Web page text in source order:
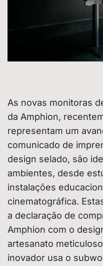
As novas monitoras
da Amphion,
representam um
comunicado de
design selado, são
ambientes, desde
instalações
cinematográfica.
a declaração de
Amphion com o
artesanato
inovador usa o